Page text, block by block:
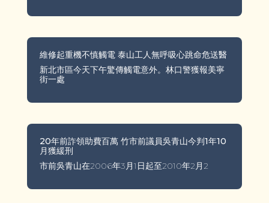
維修起重機不慎觸電 泰山工人無呼吸心跳命危送醫
新北市區今天下午驚傳觸電意外。林口警獲報美寧
街一處
20年前詐領助費百萬 竹市前議員吳青山今判1年10
月獲緩刑
市前吳青山在2006年3月1日起至2010年2月2